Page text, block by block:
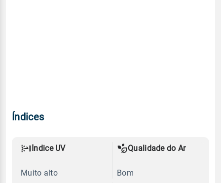
Índices
Índice UV
Muito alto
Qualidade do Ar
Bom